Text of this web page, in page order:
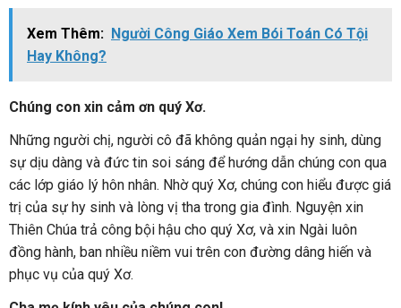
Xem Thêm: Người Công Giáo Xem Bói Toán Có Tội
Hay Không?
Chúng con xin cảm ơn quý Xơ.
Những người chị, người cô đã không quản ngại hy sinh, dùng
sự dịu dàng và đức tin soi sáng để hướng dẫn chúng con qua
các lớp giáo lý hôn nhân. Nhờ quý Xơ, chúng con hiểu được giá
trị của sự hy sinh và lòng vị tha trong gia đình. Nguyện xin
Thiên Chúa trả công bội hậu cho quý Xơ, và xin Ngài luôn
đồng hành, ban nhiều niềm vui trên con đường dâng hiến và
phục vụ của quý Xơ.